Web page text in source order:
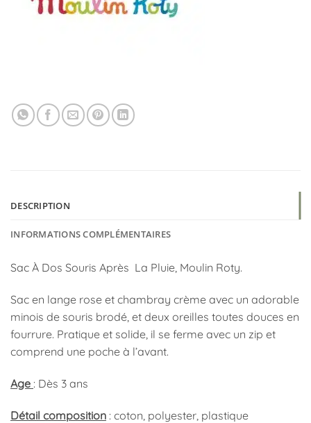
DESCRIPTION
INFORMATIONS COMPLÉMENTAIRES
Sac À Dos Souris Après La Pluie, Moulin Roty.
Sac en lange rose et chambray crème avec un adorable
minois de souris brodé, et deux oreilles toutes douces en
fourrure. Pratique et solide, il se ferme avec un zip et
comprend une poche à l’avant.
Age : Dès 3 ans
Détail composition : coton, polyester, plastique